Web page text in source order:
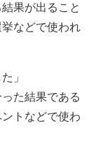
果が出ること
などで使われ
」
た結果である
トなどで使わ